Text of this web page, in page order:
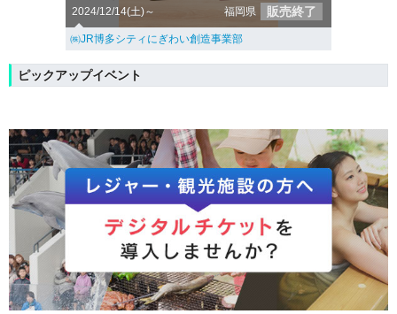
2024/12/14(土)～ 福岡県 販売終了
㈱JR博多シティにぎわい創造事業部
ピックアップイベント